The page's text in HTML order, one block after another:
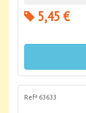
5,45 €
Refª 63633